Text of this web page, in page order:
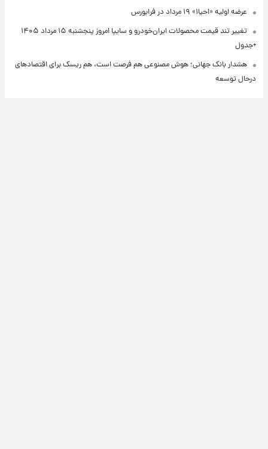
عرضه اولیه «احیا۱» ۱۹ مرداد در فرابورس
تغییر تند قیمت محصولات ایران‌خودرو و سایپا امروز پنجشنبه ۱۵ مرداد ۱۴۰۵
+جدول
هشدار بانک جهانی؛ هوش مصنوعی هم فرصت است، هم ریسک برای اقتصادهای
درحال توسعه